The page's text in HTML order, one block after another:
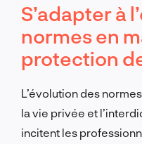
S’adapter à
normes en
protection
L’évolution des
la vie privée et
incitent les